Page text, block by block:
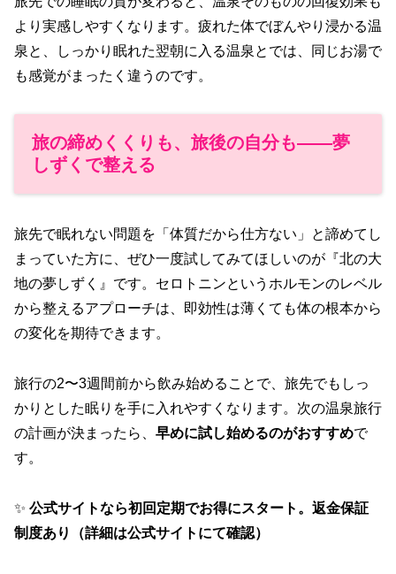
より実感しやすくなります。疲れた体でぼんやり浸かる温
泉と、しっかり眠れた翌朝に入る温泉とでは、同じお湯で
も感覚がまったく違うのです。
旅の締めくくりも、旅後の自分も——夢
しずくで整える
旅先で眠れない問題を「体質だから仕方ない」と諦めてし
まっていた方に、ぜひ一度試してみてほしいのが『北の大
地の夢しずく』です。セロトニンというホルモンのレベル
から整えるアプローチは、即効性は薄くても体の根本から
の変化を期待できます。
旅行の2〜3週間前から飲み始めることで、旅先でもしっ
かりとした眠りを手に入れやすくなります。次の温泉旅行
の計画が決まったら、 早めに試し始めるのがおすすめで
す。
✨ 公式サイトなら初回定期でお得にスタート。返金保証
制度あり（詳細は公式サイトにて確認）